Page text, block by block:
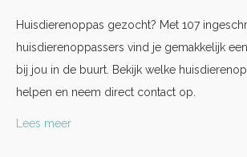
Huisdierenoppas gezocht? Met 107
huisdierenoppassers vind je gemakkelijk
bij jou in de buurt. Bekijk welke
helpen en neem direct contact op.
Lees meer